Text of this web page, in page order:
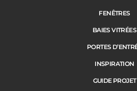
FENÊTRES
BAIES VITRÉES
PORTES
INSPIRATION
GUIDE PROJET
Janneau Menuisier Créateur